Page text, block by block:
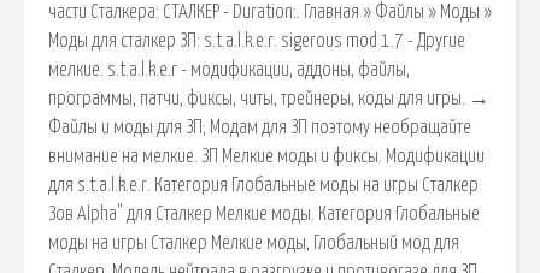
части Сталкера: СТАЛКЕР - Duration:. Главная » Файлы » Моды »
Моды для сталкер ЗП: s.t.a.l.k.e.r. sigerous mod 1.7 - Другие
мелкие. s.t.a.l.k.e.r - модификации, аддоны, файлы,
программы, патчи, фиксы, читы, трейнеры, коды для игры. →
Файлы и моды для ЗП; Модам для ЗП поэтому необращайте
внимание на мелкие. ЗП Мелкие моды и фиксы. Модификации
для s.t.a.l.k.e.r. Категория Глобальные моды на игры Сталкер
Зов Alpha" для Сталкер Мелкие моды. Категория Глобальные
моды на игры Сталкер Мелкие моды, Глобальный мод для